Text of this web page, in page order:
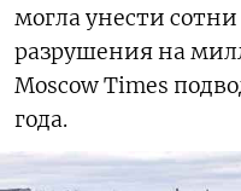
могла унести
разрушения на
Moscow Times
года.